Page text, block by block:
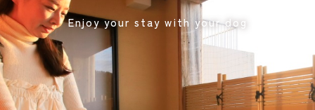
Enjoy your stay with your dog